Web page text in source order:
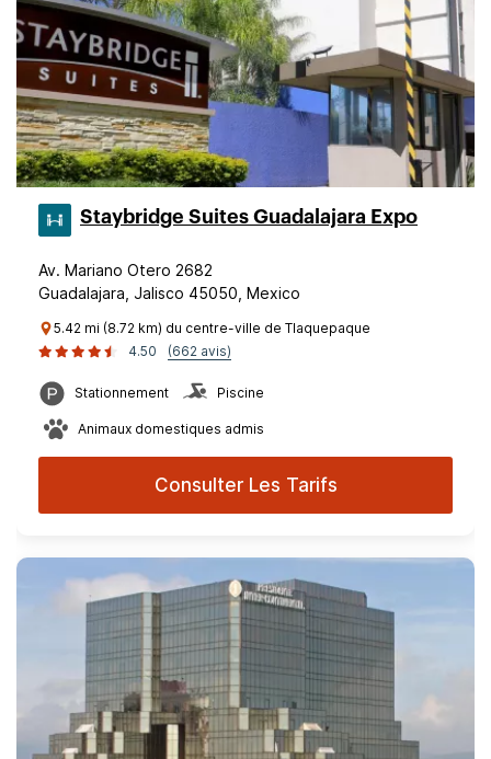
Staybridge Suites Guadalajara Expo
Av. Mariano Otero 2682
Guadalajara, Jalisco 45050, Mexico
5.42 mi (8.72 km) du centre-ville de Tlaquepaque
4.50
(662 avis)
Stationnement Piscine
Animaux domestiques admis
Consulter Les Tarifs